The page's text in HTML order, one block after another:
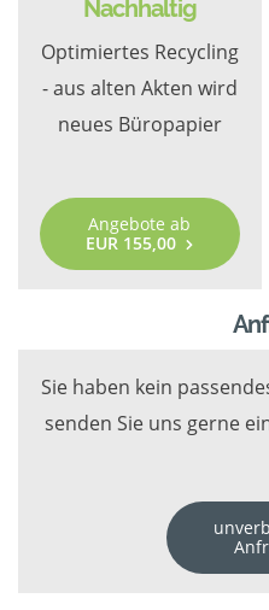
Nachhaltig
Optimiertes Recycling
- aus alten Akten wird
neues Büropapier
Angebote ab
EUR 155,00
Sie haben kein
senden Sie uns gerne